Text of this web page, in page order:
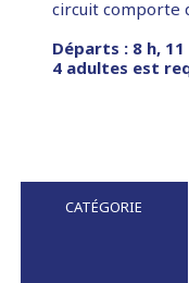
circuit comporte
Départs : 8 h,
4 adultes est
CATÉGORIE